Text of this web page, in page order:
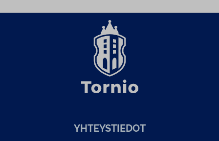
YH­TEYS­TIE­DOT